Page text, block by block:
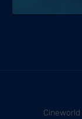
Cineworld